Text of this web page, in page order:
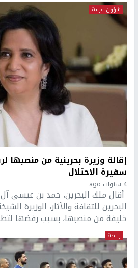
شؤون عربية
إقالة وزيرة بحرينية من منصبها
سفيرة الاحتلال
4 سنوات ago
أقال ملك البحرين، حمد بن عيسى
البحرين للثقافة والآثار، الوزيرة
خليفة من منصبها، بسبب رفضها
رياضة